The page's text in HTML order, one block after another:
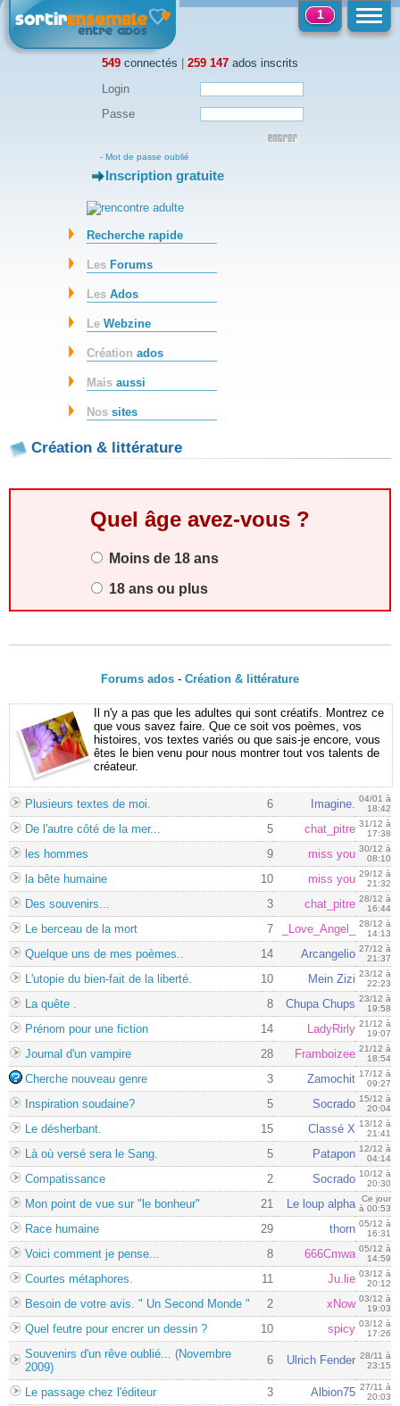
549 connectés | 259 147 ados inscrits
1
Login
Passe
- Mot de passe oublié
-Inscription gratuite
Recherche rapide
Les Forums
LesAdos
LeWebzine
Créationados
Maisaussi
Nossites
Création & littérature
Quel âge avez-vous ?
Moins de 18 ans
18 ans ou plus
Forums ados - Création & littérature
Il n'y a pas que les adultes qui sont créatifs. Montrez ce
que vous savez faire. Que ce soit vos poèmes, vos
histoires, vos textes variés ou que sais-je encore, vous
êtes le bien venu pour nous montrer tout vos talents de
créateur.
Plusieurs textes de moi. 6 Imagine. 04/01 à
18:42
De l'autre côté de la mer... 5 chat_pitre 31/12 à
17:38
les hommes 9 miss you 30/12 à
08:10
la bête humaine 10 miss you 29/12 à
21:32
Des souvenirs... 3 chat_pitre 28/12 à
16:44
Le berceau de la mort 7 _Love_Angel_
28/12 à
14:13
Quelque uns de mes poèmes.. 14 Arcangelio 27/12 à
21:37
L'utopie du bien-fait de la liberté. 10 Mein Zizi 23/12 à
22:23
La quête . 8 Chupa Chups 23/12 à
19:58
Prénom pour une fiction 14 LadyRirly 21/12 à
19:07
Journal d'un vampire 28 Framboizee 21/12 à
18:54
Cherche nouveau genre 3 Zamochit 17/12 à
09:27
Inspiration soudaine? 5 Socrado 15/12 à
20:04
Le désherbant. 15 Classé X 13/12 à
21:41
Là où versé sera le Sang. 5 Patapon 12/12 à
04:14
Compatissance 2 Socrado 10/12 à
20:30
Mon point de vue sur "le bonheur" 21 Le loup alpha
Ce jour
à 00:53
Race humaine 29 thorn 05/12 à
16:31
Voici comment je pense... 8 666Cmwa 05/12 à
14:59
Courtes métaphores. 11 Ju.lie 03/12 à
20:12
Besoin de votre avis. " Un Second Monde " 2 xNow 03/12 à
19:03
Quel feutre pour encrer un dessin ? 10 spicy 03/12 à
17:26
Souvenirs d'un rêve oublié... (Novembre
2009)
6 Ulrich Fender 28/11 à
23:15
Le passage chez l'éditeur 3 Albion75 27/11 à
20:03